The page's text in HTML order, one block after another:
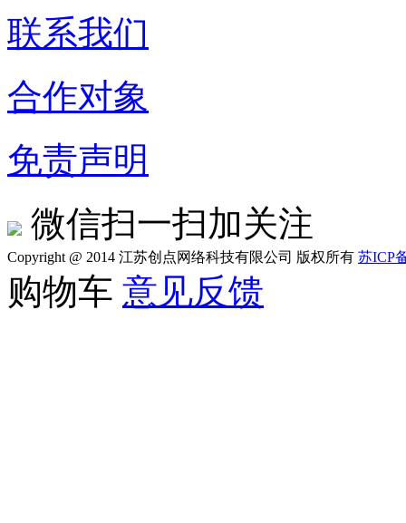
联系我们
合作对象
免责声明
微信扫一扫加关注
Copyright @ 2014 江苏创点网络科技有限公司 版权所有 苏ICP
购物车 意见反馈